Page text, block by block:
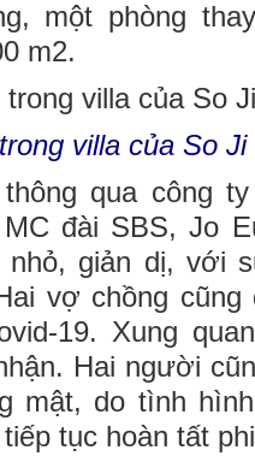
một phòng
m2.
villa của So
qua công
đài SBS, Jo
giản dị, với
vợ chồng cũng
19. Xung
Hai người
mật, do tình
tục hoàn tất